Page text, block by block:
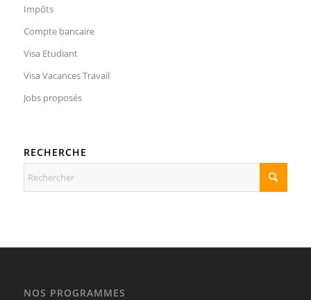
Impôts
Compte bancaire
Visa Etudiant
Visa Vacances Travail
Jobs proposés
RECHERCHE
NOS PROGRAMMES